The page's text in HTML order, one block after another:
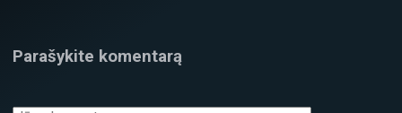
Parašykite komentarą